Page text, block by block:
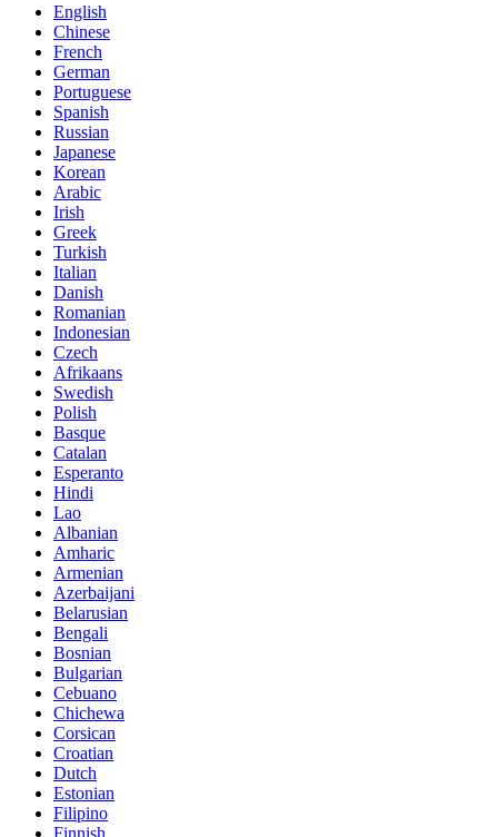
English
Chinese
French
German
Portuguese
Spanish
Russian
Japanese
Korean
Arabic
Irish
Greek
Turkish
Italian
Danish
Romanian
Indonesian
Czech
Afrikaans
Swedish
Polish
Basque
Catalan
Esperanto
Hindi
Lao
Albanian
Amharic
Armenian
Azerbaijani
Belarusian
Bengali
Bosnian
Bulgarian
Cebuano
Chichewa
Corsican
Croatian
Dutch
Estonian
Filipino
Finnish